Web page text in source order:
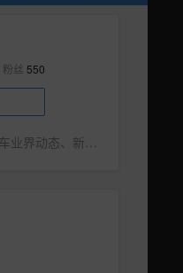
粉丝 550
提供最全、最新、最权威的汽车业界动态、新车资讯